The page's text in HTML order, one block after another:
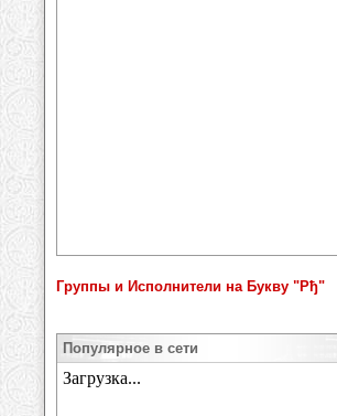
Группы и Исполнители на Букву "Рђ"
Популярное в сети